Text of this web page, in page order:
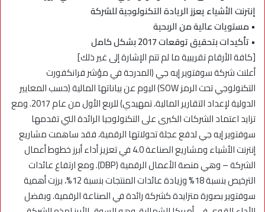
إنترنت الأشياء يعزز الريادة التكنولوجية للشركة
• مستويات عالية من الربحية
• تأكيدات بتحقيق توقعات 2017 بشكل كامل
[كافة الأرقام تقريبية ما لم تتم الإشارة إلى غير ذلك]
أعلنت شركة سوفتوير إيه جي (المدرجة في مؤشر فرانكفورت
التكنولوجي تحت الرمز SOW) اليوم عن بياناتها المالية (حسب المعايير
الدولية لإعداد التقارير المالية، تمهيدي) للربع الأول من عام 2017. ومع
تزايد اعتماد الشركات الكبرى على التكنولوجيا الرائدة التي تقدمها
سوفتوير إيه جي لدفع عجلة تحولاتها الرقمية، فقد ساهمت مشاريع
إنترنت الأشياء ومشاريع الصناعة 4.0 في تعزيز أداء أبرز خطوط أعمال
الشركة – وهي منصة الأعمال الرقمية (DBP). ومع ارتفاع عائدات
الترخيص بنسبة 18% وزيادة عائدات المنتجات بنسبة 12%، برزت أهمية
سوفتوير بصورة متزايدة كشركة رائدة في الصناعة الرقمية. وبفضل